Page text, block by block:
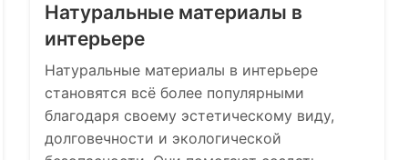
Натуральные материалы в
интерьере
Натуральные материалы в интерьере
становятся всё более популярными
благодаря своему эстетическому виду,
долговечности и экологической